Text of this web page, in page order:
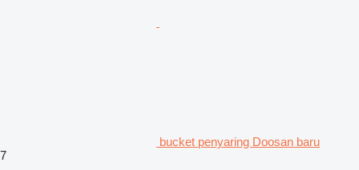
bucket penyaring Doosan baru
7